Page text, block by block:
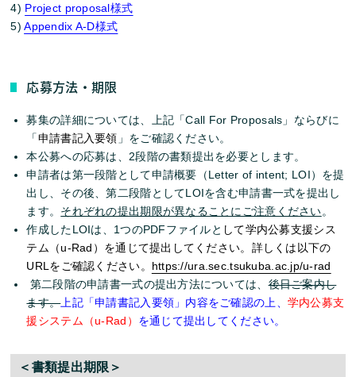
4) Project proposal様式
5)Appendix A-D様式
応募方法・期限
募集の詳細については、上記「Call For Proposals」ならびに
「申請書記入要領 」をご確認ください。
本公募への応募は、2段階の書類提出を必要とします。
申請者は第一段階として申請概要（Letter of intent; LOI）を提
出し、その後、第二段階としてLOIを含む申請書一式を提出し
ます。 それぞれの提出期限が異なることにご注意ください。
作成したLOIは、1つのPDFファイルと して学内公募支援シス
テム（u-Rad）を通じて提出してください。詳しくは以下の
URLをご確認ください。 https://ura.sec.tsukuba.ac.jp/u-rad
第二段階の申請書一式の提出方法については、後日ご案内し
ます。上記「申請書記入要領」内容をご確認の上、 学内公募支
援システム（u-Rad） を通じて提出してください。
＜書類提出期限＞